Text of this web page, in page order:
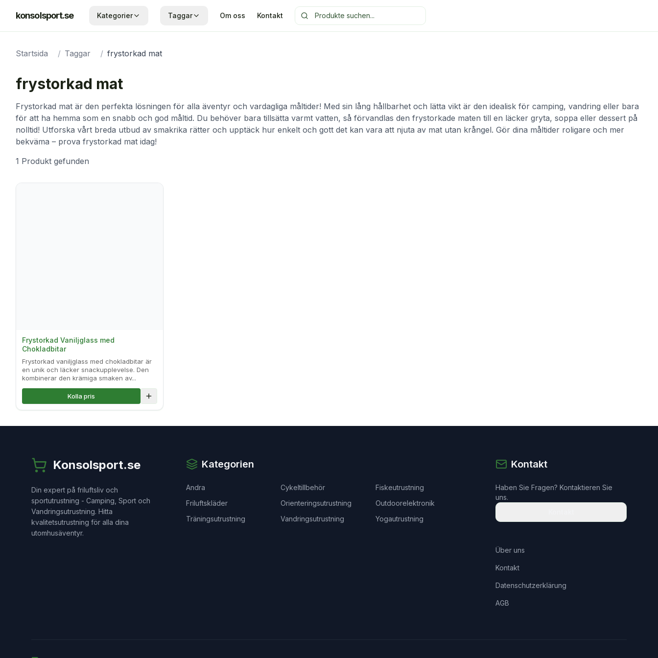
konsolsport.se Kategorier Taggar Om oss Kontakt
Startsida / Taggar / frystorkad mat
frystorkad mat
Frystorkad mat är den perfekta lösningen för alla äventyr och vardagliga måltider! Med sin lång hållbarhet och lätta vikt är den idealisk för camping, vandring eller bara
för att ha hemma som en snabb och god måltid. Du behöver bara tillsätta varmt vatten, så förvandlas den frystorkade maten till en läcker gryta, soppa eller dessert på
nolltid! Utforska vårt breda utbud av smakrika rätter och upptäck hur enkelt och gott det kan vara att njuta av mat utan krångel. Gör dina måltider roligare och mer
bekväma – prova frystorkad mat idag!
1 Produkt gefunden
Frystorkad Vaniljglass med
Chokladbitar
Frystorkad vaniljglass med chokladbitar är
en unik och läcker snackupplevelse. Den
kombinerar den krämiga smaken av...
Kolla pris Lägg till i jämförelse
Konsolsport.se
Din expert på friluftsliv och
sportutrustning - Camping, Sport och
Vandringsutrustning. Hitta
kvalitetsutrustning för alla dina
utomhusäventyr.
Kategorien
Andra Cykeltillbehör
Fiskeutrustning
Friluftskläder
Orienteringsutrustning
Outdoorelektronik
Träningsutrustning
Vandringsutrustning Yogautrustning
Kontakt
Haben Sie Fragen? Kontaktieren Sie
uns.
Über uns
Kontakt
Datenschutzerklärung
AGB